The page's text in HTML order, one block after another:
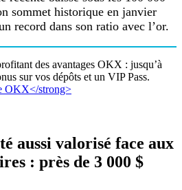
sommet historique en janvier
record dans son ratio avec l’or.
des avantages OKX : jusqu’à
sur vos dépôts et un VIP Pass.
aussi valorisé face aux
: près de 3 000 $